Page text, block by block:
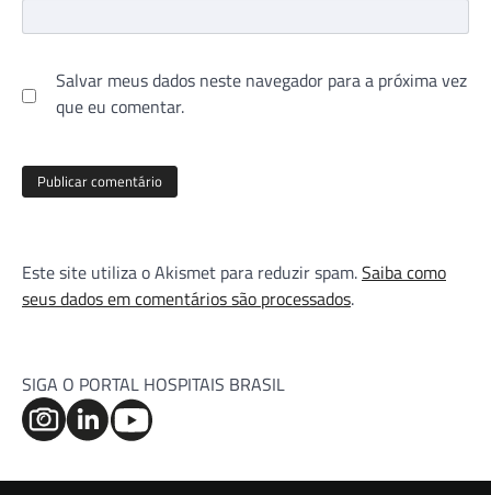
Salvar meus dados neste navegador para a próxima vez
que eu comentar.
Este site utiliza o Akismet para reduzir spam.Saiba como
seus dados em comentários são processados.
SIGA O PORTAL HOSPITAIS BRASIL